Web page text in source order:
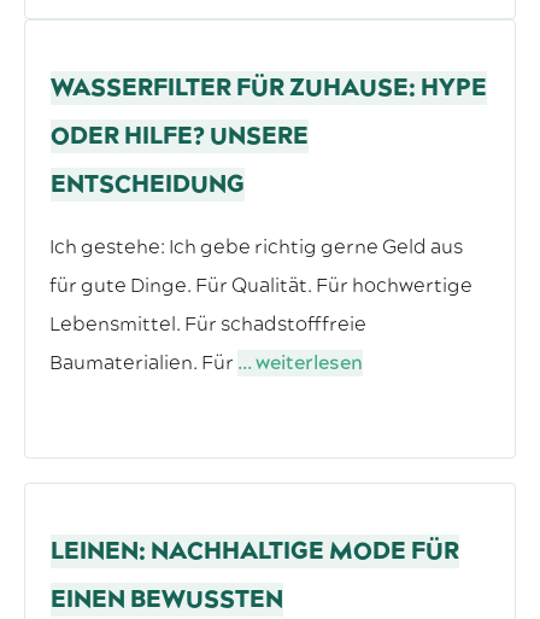
WASSERFILTER FÜR ZUHAUSE: HYPE
ODER HILFE? UNSERE
ENTSCHEIDUNG
Ich gestehe: Ich gebe richtig gerne Geld aus
für gute Dinge. Für Qualität. Für hochwertige
Lebensmittel. Für schadstofffreie
Baumaterialien. Für ... weiterlesen
LEINEN: NACHHALTIGE MODE FÜR
EINEN BEWUSSTEN